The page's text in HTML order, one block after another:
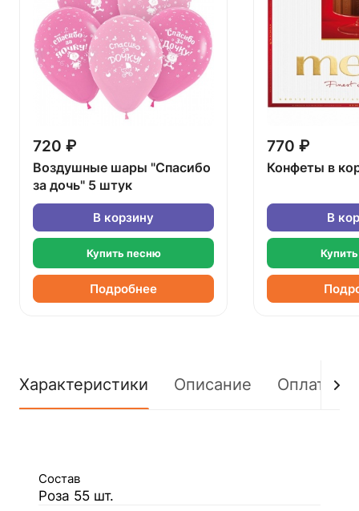
720 ₽
Воздушные шары "Спасибо
за дочь" 5 штук
В корзину
Купить песню
Подробнее
770 ₽
Конфеты в
В
Характеристики Описание Оплата
Состав
Роза 55 шт.